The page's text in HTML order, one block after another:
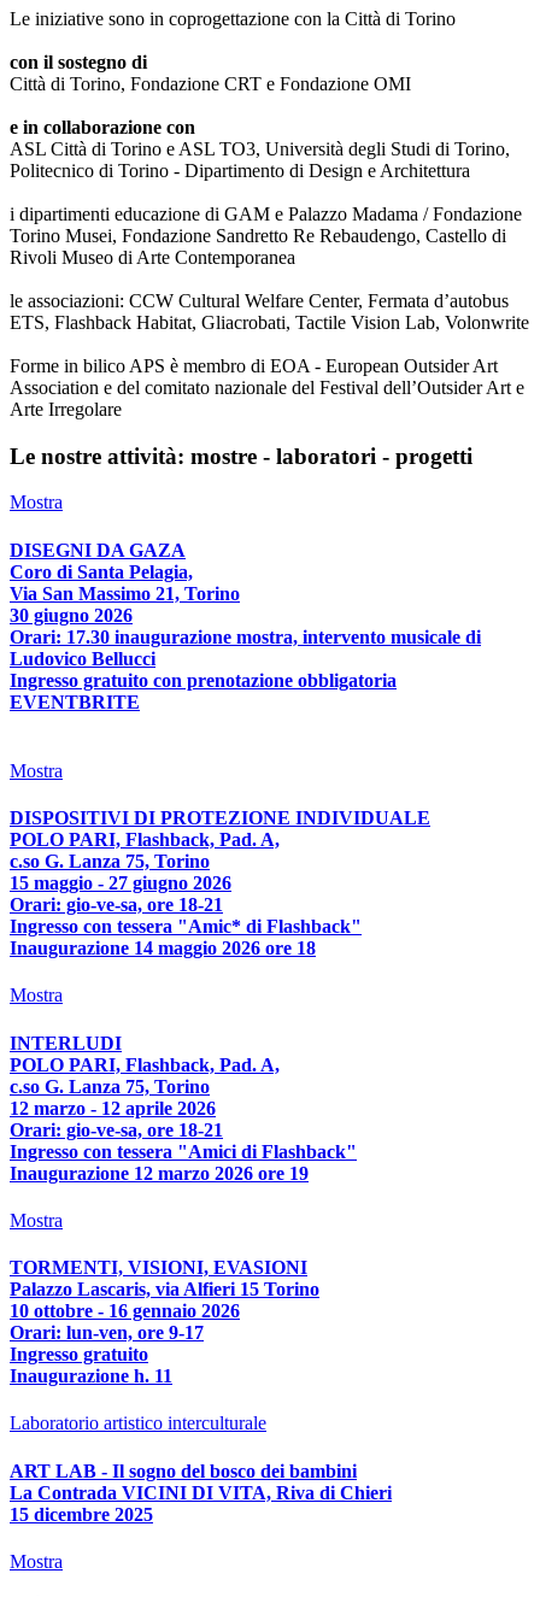
Le iniziative sono in coprogettazione con la Città di Torino
con il sostegno di
Città di Torino, Fondazione CRT e Fondazione OMI
e in collaborazione con
ASL Città di Torino e ASL TO3, Università degli Studi di Torino,
Politecnico di Torino - Dipartimento di Design e Architettura
i dipartimenti educazione di GAM e Palazzo Madama / Fondazione
Torino Musei, Fondazione Sandretto Re Rebaudengo, Castello di
Rivoli Museo di Arte Contemporanea
le associazioni: CCW Cultural Welfare Center, Fermata d’autobus
ETS, Flashback Habitat, Gliacrobati, Tactile Vision Lab, Volonwrite
Forme in bilico APS è membro di EOA - European Outsider Art
Association e del comitato nazionale del Festival dell’Outsider Art e
Arte Irregolare
Le nostre attività: mostre - laboratori - progetti
Mostra
DISEGNI DA GAZA
Coro di Santa Pelagia,
Via San Massimo 21, Torino
30 giugno 2026
Orari: 17.30 inaugurazione mostra, intervento musicale di
Ludovico Bellucci
Ingresso gratuito con prenotazione obbligatoria
EVENTBRITE
Mostra
DISPOSITIVI DI PROTEZIONE INDIVIDUALE
POLO PARI, Flashback, Pad. A,
c.so G. Lanza 75, Torino
15 maggio - 27 giugno 2026
Orari: gio-ve-sa, ore 18-21
Ingresso con tessera "Amic* di Flashback"
Inaugurazione 14 maggio 2026 ore 18
Mostra
INTERLUDI
POLO PARI, Flashback, Pad. A,
c.so G. Lanza 75, Torino
12 marzo - 12 aprile 2026
Orari: gio-ve-sa, ore 18-21
Ingresso con tessera "Amici di Flashback"
Inaugurazione 12 marzo 2026 ore 19
Mostra
TORMENTI, VISIONI, EVASIONI
Palazzo Lascaris, via Alfieri 15 Torino
10 ottobre - 16 gennaio 2026
Orari: lun-ven, ore 9-17
Ingresso gratuito
Inaugurazione h. 11
Laboratorio artistico interculturale
ART LAB - Il sogno del bosco dei bambini
La Contrada VICINI DI VITA, Riva di Chieri
15 dicembre 2025
Mostra